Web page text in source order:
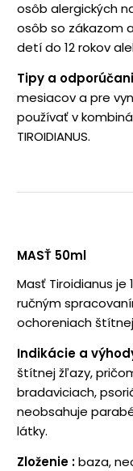
osôb alergických
osôb so zákazom
detí do 12 rokov
Tipy a
mesiacov a pre
používať v
TIROIDIANUS.
MASŤ 50ml
Masť Tiroidianus je
ručným
ochoreniach
Indikácie a
štítnej žľazy,
bradaviciach,
neobsahuje
látky.
Zloženie :baza,